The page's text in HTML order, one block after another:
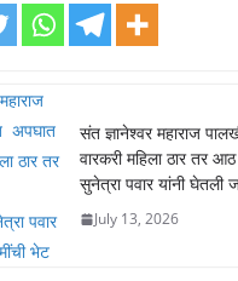
संत ज्ञानेश्वर महाराज
वारकरी महिला ठार तर
सुनेत्रा पवार यांनी घेतली
July 13, 2026